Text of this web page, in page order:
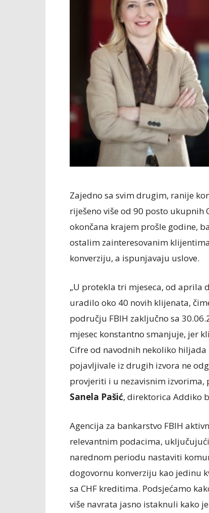
Zajedno sa svim drugim, ranije
riješeno više od 90 posto ukupnih
okončana krajem prošle godine,
ostalim zainteresovanim
konverziju, a ispunjavaju uslove.
„U protekla tri mjeseca, od aprila
uradilo oko 40 novih klijenata,
području FBIH zaključno sa
mjesec konstantno smanjuje, jer
Cifre od navodnih nekoliko hiljada
pojavljivale iz drugih izvora ne
provjeriti i u nezavisnim izvorima,
Sanela Pašić, direktorica Addiko
Agencija za bankarstvo FBIH
relevantnim podacima,
narednom periodu nastaviti
dogovornu konverziju kao jedinu
sa CHF kreditima. Podsjećamo
više navrata jasno istaknuli kako